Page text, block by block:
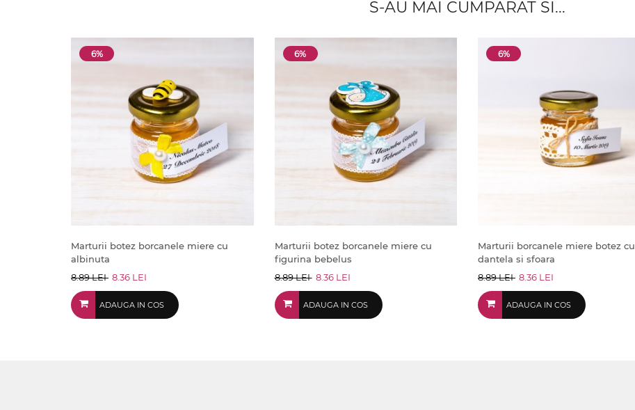
S-AU MAI CUMPARAT SI...
6%
Marturii botez borcanele miere cu
albinuta
8.89 LEI 8.36 LEI
ADAUGA IN COS
6%
Marturii botez borcanele miere cu
figurina bebelus
8.89 LEI 8.36 LEI
ADAUGA IN COS
6%
Marturii borcanele miere botez cu
dantela si sfoara
8.89 LEI 8.36 LEI
ADAUGA IN COS